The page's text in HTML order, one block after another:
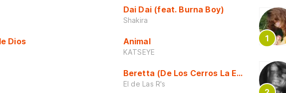
Dios
Dai Dai (feat. Burna Boy)
Shakira
Animal
KATSEYE
Beretta (De Los Cerros La Escuela)
El de Las R's